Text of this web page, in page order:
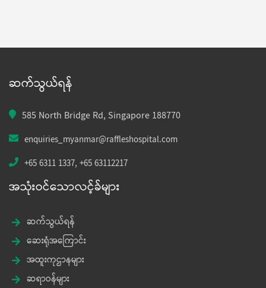
ဆက်သွယ်ရန်
585 North Bridge Rd, Singapore 188770
enquiries_myanmar@raffleshospital.com
+65 6311 1337,+65 63112217
အသုံးဝင်သောလင့်ခ်များ
ဆက်သွယ်ရန်
ဆေးရုံအကြောင်း
အထူးကုဌာနများ
ဆရာဝန်များ